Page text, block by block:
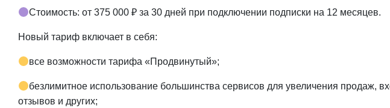
Стоимость: от 375 000 ₽ за 30 дней при подключении подписки на 12 месяцев.
Новый тариф включает в себя:
все возможности тарифа «Продвинутый»;
безлимитное использование большинства сервисов для увеличения продаж,
отзывов и других;